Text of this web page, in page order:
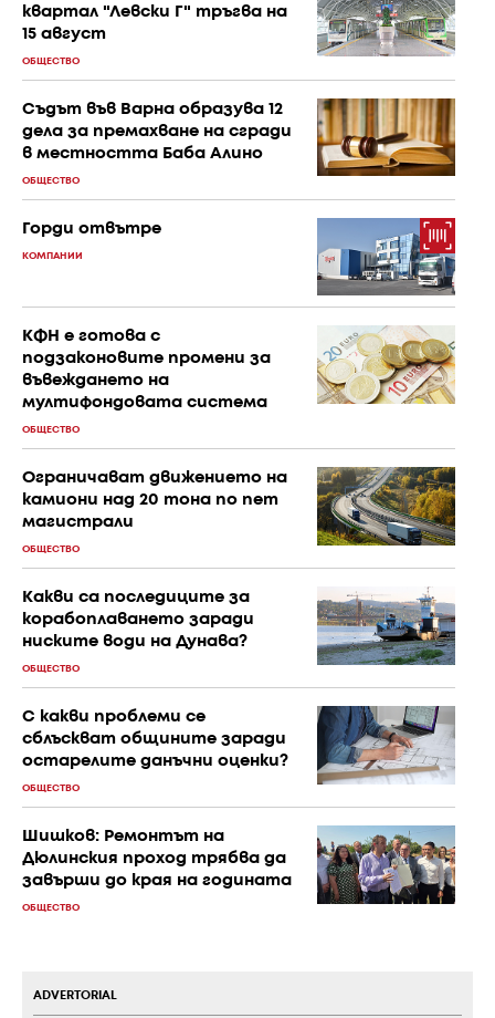
квартал "Левски Г" тръгва на
15 август
ОБЩЕСТВО
Съдът във Варна образува 12
дела за премахване на сгради
в местността Баба Алино
ОБЩЕСТВО
Горди отвътре
КОМПАНИИ
КФН е готова с
подзаконовите промени за
въвеждането на
мултифондовата система
ОБЩЕСТВО
Ограничават движението на
камиони над 20 тона по пет
магистрали
ОБЩЕСТВО
Какви са последиците за
корабоплаването заради
ниските води на Дунава?
ОБЩЕСТВО
С к акви проблеми се
сблъскват общините заради
остарелите данъчни оценки?
ОБЩЕСТВО
Шишков: Ремонтът на
Дюлинския проход трябва да
завърши до края на годината
ОБЩЕСТВО
ADVERTORIAL